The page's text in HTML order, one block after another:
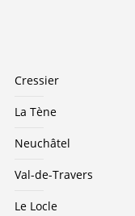
Cressier
La Tène
Neuchâtel
Val-de-Travers
Le Locle